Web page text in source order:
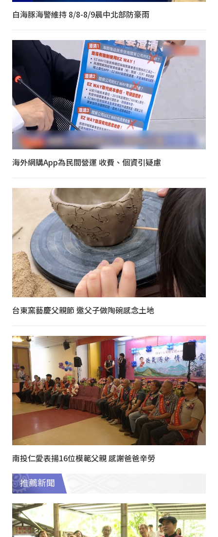
白海豚海警維持 8/8-8/9晨中北部防豪雨
海外網購App為民間營運 收費、個資引疑慮
台東窯藝慶父親節 邀父子做陶碗感念土地
南投仁愛表揚16位模範父親 感謝爸爸辛勞
推薦新聞